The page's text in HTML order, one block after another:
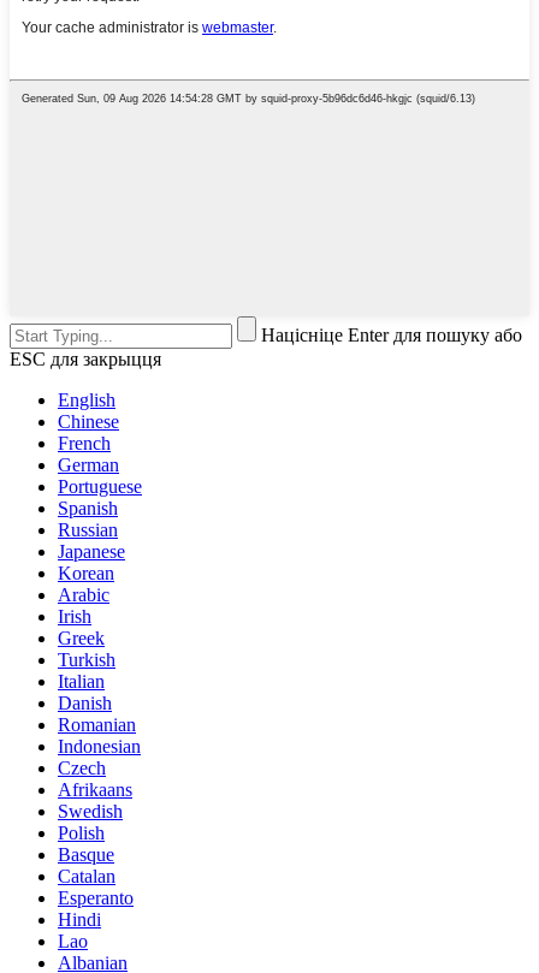
Націсніце Enter для пошуку або
ESC для закрыцця
English
Chinese
French
German
Portuguese
Spanish
Russian
Japanese
Korean
Arabic
Irish
Greek
Turkish
Italian
Danish
Romanian
Indonesian
Czech
Afrikaans
Swedish
Polish
Basque
Catalan
Esperanto
Hindi
Lao
Albanian